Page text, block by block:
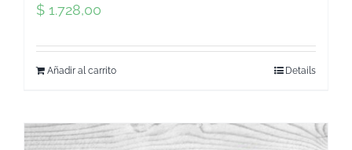
$ 1.728,00
Añadir al carrito Details